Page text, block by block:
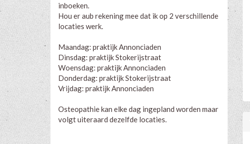
inboeken.
Hou er aub rekening mee dat ik op 2 verschillende
locaties werk.
Maandag: praktijk Annonciaden
Dinsdag: praktijk Stokerijstraat
Woensdag: praktijk Annonciaden
Donderdag: praktijk Stokerijstraat
Vrijdag: praktijk Annonciaden
Osteopathie kan elke dag ingepland worden maar
volgt uiteraard dezelfde locaties.